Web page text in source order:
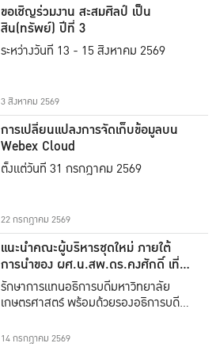
ขอเชิญร่วมงาน สะสมศิลป์ เป็น
สิน(ทรัพย์) ปีที่ 3
ระหว่างวันที่ 13 - 15 สิงหาคม 2569
3 สิงหาคม 2569
การเปลี่ยนแปลงการจัดเก็บข้อมูลบน
Webex Cloud
ตั้งแต่วันที่ 31 กรกฎาคม 2569
22 กรกฎาคม 2569
แนะนำคณะผู้บริหารชุดใหม่ ภายใต้
การนำของ ผศ.น.สพ.ดร.คงศักดิ์ เที่ยง
ธรรม
รักษาการแทนอธิการบดีมหาวิทยาลัย
เกษตรศาสตร์ พร้อมด้วยรองอธิการบดีทั้ง
14 กรกฎาคม 2569